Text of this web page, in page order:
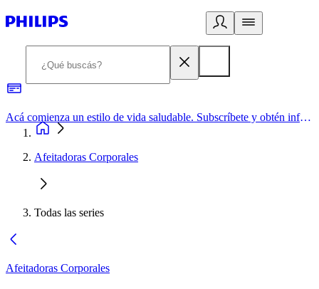
Acá comienza un estilo de vida saludable. Subscríbete y obtén información de primera mano
Afeitadoras Corporales
Todas las series
Afeitadoras Corporales